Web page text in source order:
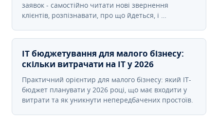
заявок - самостійно читати нові звернення
клієнтів, розпізнавати, про що йдеться, і …
IT бюджетування для малого бізнесу:
скільки витрачати на IT у 2026
Практичний орієнтир для малого бізнесу: який IT-
бюджет планувати у 2026 році, що має входити у
витрати та як уникнути непередбачених простоїв.